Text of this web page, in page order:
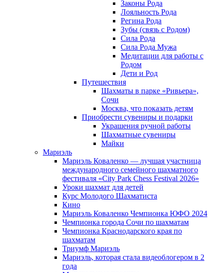
Законы Рода
Лояльность Рода
Регина Рода
Зубы (связь с Родом)
Сила Рода
Сила Рода Мужа
Медитации для работы с
Родом
Дети и Род
Путешествия
Шахматы в парке «Ривьера»,
Сочи
Москва, что показать детям
Приобрести сувениры и подарки
Украшения ручной работы
Шахматные сувениры
Майки
Мариэль
Мариэль Коваленко — лучшая участница
международного семейного шахматного
фестиваля «City Park Chess Festival 2026»
Уроки шахмат для детей
Курс Молодого Шахматиста
Кино
Мариэль Коваленко Чемпионка ЮФО 2024
Чемпионка города Сочи по шахматам
Чемпионка Краснодарского края по
шахматам
Триумф Мариэль
Мариэль, которая стала видеоблогером в 2
года